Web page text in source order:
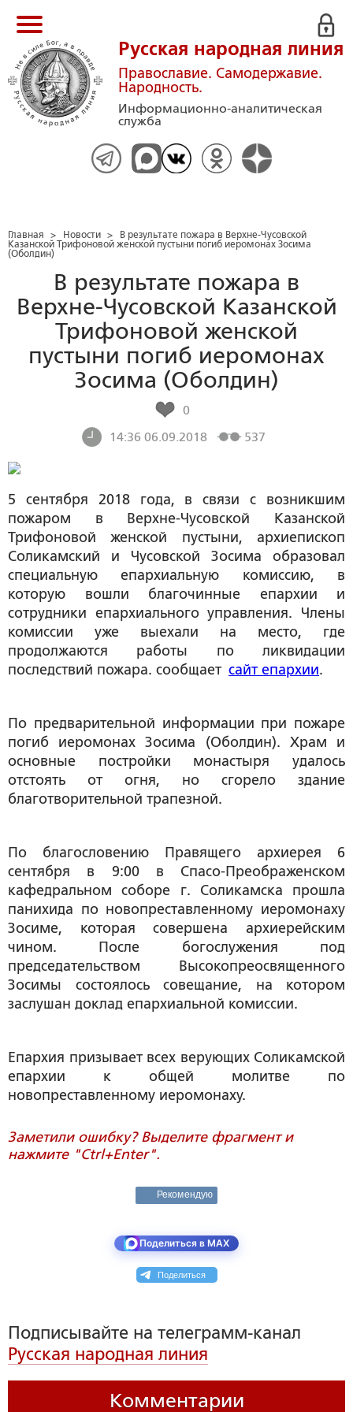
Русская народная линия
Православие. Самодержавие.
Народность.
Информационно-аналитическая
служба
Главная > Новости >
В результате пожара в Верхне-Чусовской
Казанской Трифоновой женской пустыни погиб иеромонах Зосима
(Оболдин)
В результате пожара в
Верхне-Чусовской Казанской
Трифоновой женской
пустыни погиб иеромонах
Зосима (Оболдин)
0
14:36 06.09.2018
537
5 сентября 2018 года, в связи с возникшим
пожаром в Верхне-Чусовской Казанской
Трифоновой женской пустыни, архиепископ
Соликамский и Чусовской Зосима образовал
специальную епархиальную комиссию, в
которую вошли благочинные епархии и
сотрудники епархиального управления. Члены
комиссии уже выехали на место, где
продолжаются работы по ликвидации
последствий пожара. сообщает сайт епархии.
По предварительной информации при пожаре
погиб иеромонах Зосима (Оболдин). Храм и
основные постройки монастыря удалось
отстоять от огня, но сгорело здание
благотворительной трапезной.
По благословению Правящего архиерея 6
сентября в 9:00 в Спасо-Преображенском
кафедральном соборе г. Соликамска прошла
панихида по новопреставленному иеромонаху
Зосиме, которая совершена архиерейским
чином. После богослужения под
председательством Высокопреосвященного
Зосимы состоялось совещание, на котором
заслушан доклад епархиальной комиссии.
Епархия призывает всех верующих Соликамской
епархии к общей молитве по
новопреставленному иеромонаху.
Заметили ошибку? Выделите фрагмент и
нажмите "Ctrl+Enter".
Рекомендую
Поделиться в MAX
Поделиться
Подписывайте на телеграмм-канал
Русская народная линия
Комментарии